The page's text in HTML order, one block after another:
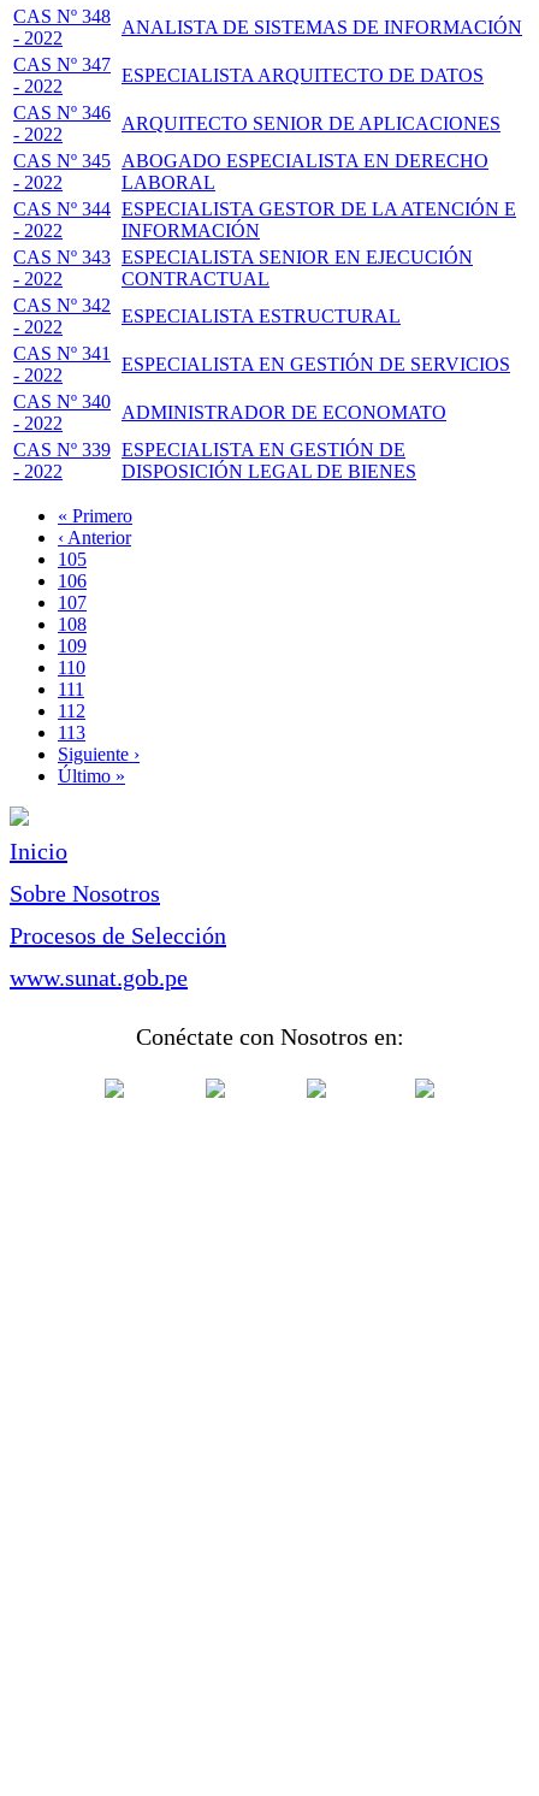
CAS Nº 348
- 2022
ANALISTA DE SISTEMAS DE INFORMACIÓN
CAS Nº 347
- 2022
ESPECIALISTA ARQUITECTO DE DATOS
CAS Nº 346
- 2022
ARQUITECTO SENIOR DE APLICACIONES
CAS Nº 345
- 2022
ABOGADO ESPECIALISTA EN DERECHO
LABORAL
CAS Nº 344
- 2022
ESPECIALISTA GESTOR DE LA ATENCIÓN E
INFORMACIÓN
CAS Nº 343
- 2022
ESPECIALISTA SENIOR EN EJECUCIÓN
CONTRACTUAL
CAS Nº 342
- 2022
ESPECIALISTA ESTRUCTURAL
CAS Nº 341
- 2022
ESPECIALISTA EN GESTIÓN DE SERVICIOS
CAS Nº 340
- 2022
ADMINISTRADOR DE ECONOMATO
CAS Nº 339
- 2022
ESPECIALISTA EN GESTIÓN DE
DISPOSICIÓN LEGAL DE BIENES
Paginación
Primera
página
« Primero
Página
anterior
‹ Anterior
Page
105
Page
106
Page
107
Page
108
Página
actual
109
Page
110
Page
111
Page
112
Page
113
Siguiente
página
Siguiente ›
Última
Último »
Inicio
Sobre Nosotros
Procesos de Selección
www.sunat.gob.pe
Conéctate con Nosotros en: